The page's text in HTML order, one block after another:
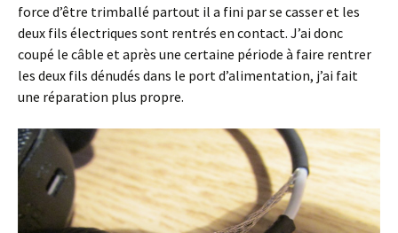
force d’être trimballé partout il a fini par se casser et les
deux fils électriques sont rentrés en contact. J’ai donc
coupé le câble et après une certaine période à faire rentrer
les deux fils dénudés dans le port d’alimentation, j’ai fait
une réparation plus propre.